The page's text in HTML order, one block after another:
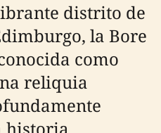
distrito de
la Bore
como
reliquia